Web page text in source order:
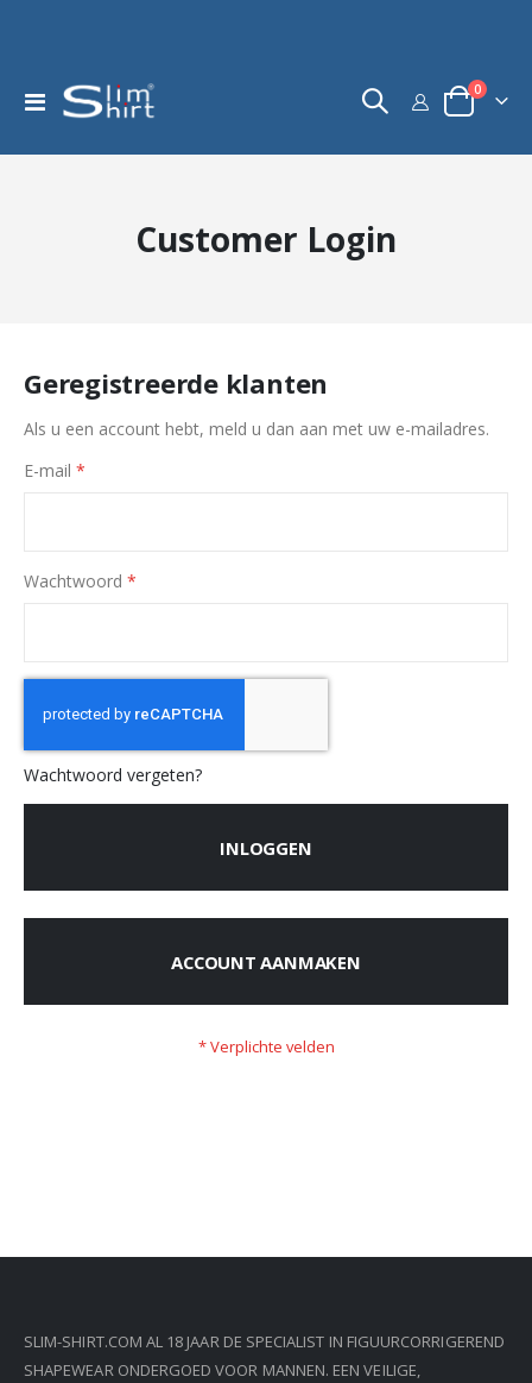
Toggle
Nav
kar
0
Customer Login
Geregistreerde klanten
Als u een account hebt, meld u dan aan met uw e-mailadres.
E-mail
Wachtwoord
Wachtwoord vergeten?
INLOGGEN
ACCOUNT AANMAKEN
SLIM-SHIRT.COM AL 18 JAAR DE SPECIALIST IN FIGUURCORRIGEREND
SHAPEWEAR ONDERGOED VOOR MANNEN. EEN VEILIGE,